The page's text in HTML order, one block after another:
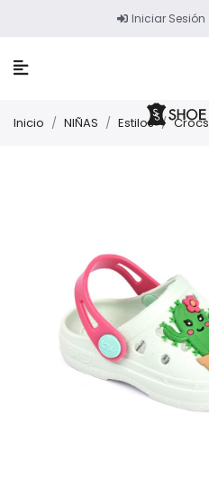
Iniciar Sesión
Inicio / NIÑAS / Estilos / Crocs